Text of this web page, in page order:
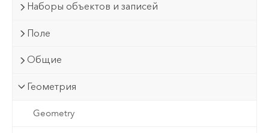
Наборы объектов и записей
Поле
Общие
Геометрия
Geometry